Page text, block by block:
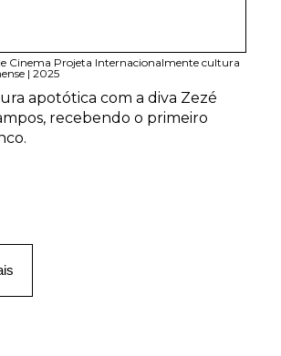
Cinema Projeta Internacionalmente cultura
| 2025
apotótica com a diva Zezé
recebendo o primeiro